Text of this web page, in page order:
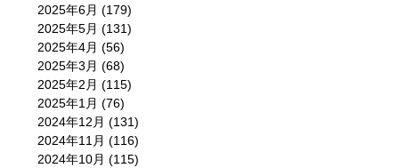
2025年6月 (179)
2025年5月 (131)
2025年4月 (56)
2025年3月 (68)
2025年2月 (115)
2025年1月 (76)
2024年12月 (131)
2024年11月 (116)
2024年10月 (115)